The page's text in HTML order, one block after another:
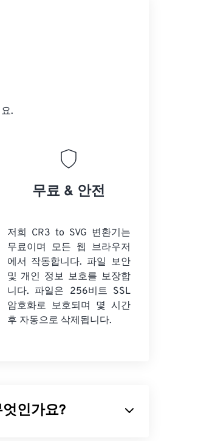
.
무료 & 안전
저희 CR3 to SVG 변환기는
무료이며 모든 웹 브라우저
에서 작동합니다. 파일 보안
및 개인 정보 보호를 보장합
니다. 파일은 256비트 SSL
암호화로 보호되며 몇 시간
후 자동으로 삭제됩니다.
인가요?